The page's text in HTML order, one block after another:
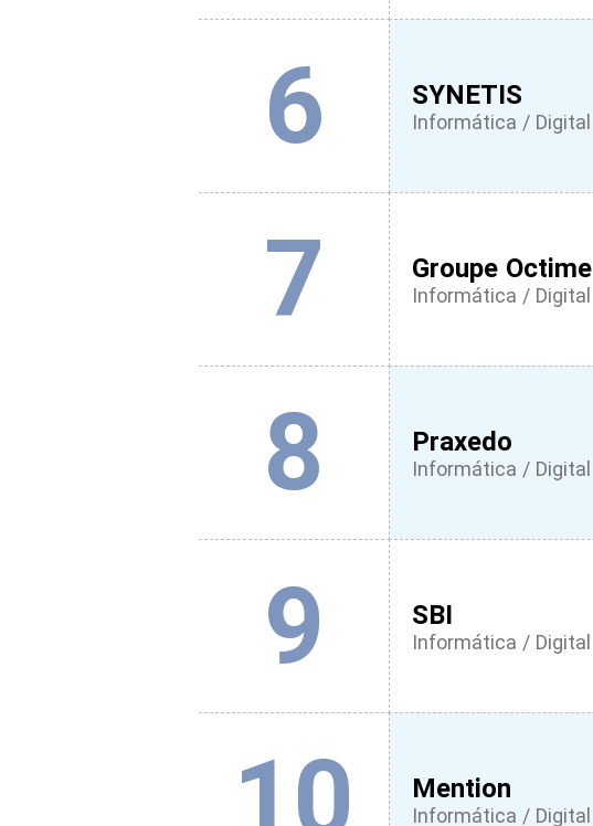
6 SYNETIS
Informática / Digital
7 Groupe Octime
Informática / Digital
8 Praxedo
Informática / Digital
9 SBI
Informática / Digital
10 Mention
Informática / Digital